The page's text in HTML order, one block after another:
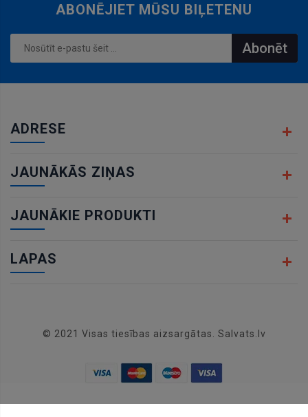
ABONĒJIET MŪSU BIĻETENU
Abonēt
ADRESE
JAUNĀKĀS ZIŅAS
JAUNĀKIE PRODUKTI
LAPAS
© 2021 Visas tiesības aizsargātas. Salvats.lv